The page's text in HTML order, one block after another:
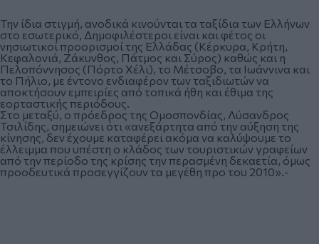
Την ίδια στιγμή, ανοδικά κινούνται τα ταξίδια των Ελλήνων
στο εσωτερικό, Δημοφιλέστεροι είναι και φέτος οι
νησιωτικοί προορισμοί της Ελλάδας (Κέρκυρα, Κρήτη,
Κεφαλονιά, Ζάκυνθος, Πάτμος και Σύρος) καθώς και η
Πελοπόννησος (Πόρτο Χέλι), το Μέτσοβο, τα Ιωάννινα και
το Πήλιο, με έντονο ενδιαφέρον των ταξιδιωτών να
αποκτήσουν εμπειρίες από τοπικά ήθη και έθιμα της
εορταστικής περιόδους.
Στο μεταξύ, ο πρόεδρος της Ομοσπονδίας, Λύσανδρος
Τσιλίδης, σημειώνει ότι «ανεξάρτητα από την αύξηση της
κίνησης, δεν έχουμε καταφέρει ακόμα να καλύψουμε το
έλλειμμα που υπέστη ο κλάδος των τουριστικών γραφείων
από την περίοδο της κρίσης την περασμένη δεκαετία, όμως
προοδευτικά προσεγγίζουν τα μεγέθη προ του 2010».-